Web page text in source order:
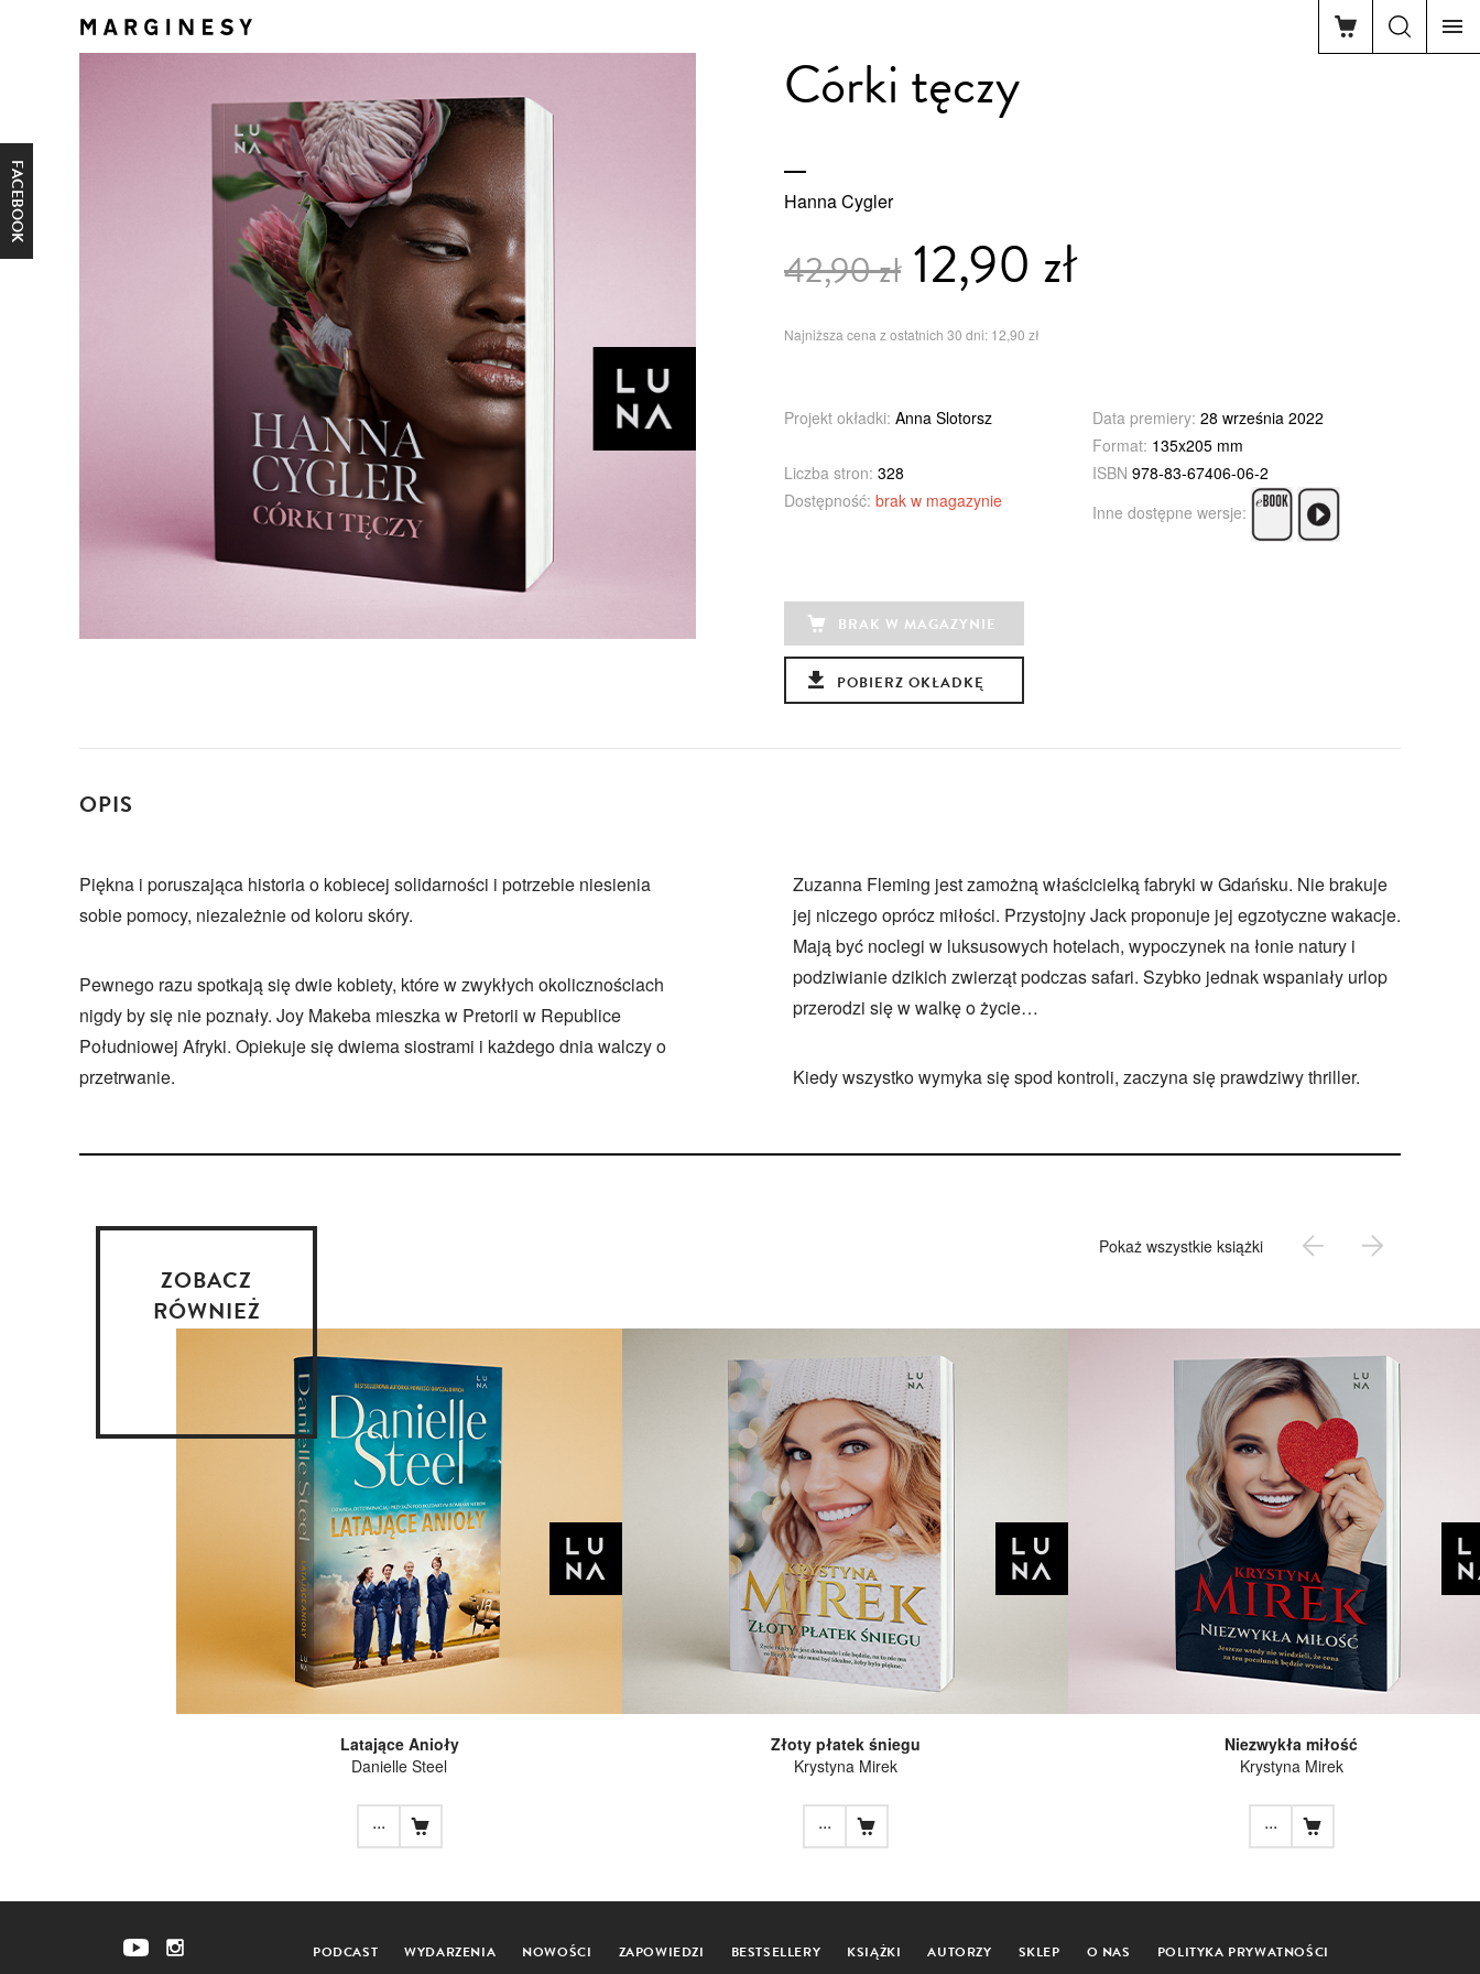
FACEBOOK
Córki tęczy
Hanna Cygler
42,90 zł12,90 zł
Najniższa cena z ostatnich 30 dni: 12,90 zł
Projekt okładki: Anna Slotorsz Data premiery: 28 września 2022
Format: 135x205 mm
Liczba stron: 328 ISBN 978-83-67406-06-2
Dostępność: brak w magazynie
Inne dostępne wersje:
BRAK W MAGAZYNIE
POBIERZ OKŁADKĘ
OPIS
Piękna i poruszająca historia o kobiecej solidarności i potrzebie niesienia
sobie pomocy, niezależnie od koloru skóry.
Pewnego razu spotkają się dwie kobiety, które w zwykłych okolicznościach
nigdy by się nie poznały. Joy Makeba mieszka w Pretorii w Republice
Południowej Afryki. Opiekuje się dwiema siostrami i każdego dnia walczy o
przetrwanie.
Zuzanna Fleming jest zamożną właścicielką fabryki w Gdańsku. Nie brakuje
jej niczego oprócz miłości. Przystojny Jack proponuje jej egzotyczne wakacje.
Mają być noclegi w luksusowych hotelach, wypoczynek na łonie natury i
podziwianie dzikich zwierząt podczas safari. Szybko jednak wspaniały urlop
przerodzi się w walkę o życie…
Kiedy wszystko wymyka się spod kontroli, zaczyna się prawdziwy thriller.
ZOBACZ
RÓWNIEŻ
Pokaż wszystkie książki
Latające Anioły
Danielle Steel
...
Złoty płatek śniegu
Krystyna Mirek
...
Niezwykła miłość
Krystyna Mirek
...
PODCAST WYDARZENIA NOWOŚCI ZAPOWIEDZI BESTSELLERY KSIĄŻKI AUTORZY SKLEP O NAS POLITYKA PRYWATNOŚCI